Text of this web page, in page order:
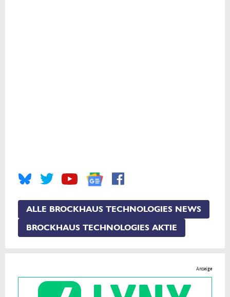
ALLE BROCKHAUS TECHNOLOGIES NEWS
BROCKHAUS TECHNOLOGIES AKTIE
Anzeige